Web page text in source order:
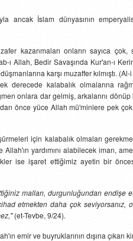
ancak İslam dünyasının
kazanmaları onların sayıca
ı Allah, Bedir Savaşında Kur'an-ı
karşı muzaffer kılmıştı.
derecede kalabalık olmalarına
onlara dar gelmiş, arkalarını dönüp
önce yüce Allah mü'minlere pek
için kalabalık olmaları
yardımını alabilecek iman,
ise işaret ettiğimiz ayetin bir
malları, durgunluğundan endişe
etmekten daha çok seviyorsanız,
(et-Tevbe, 9/24).
emir ve buyruklarının dışına çıkan